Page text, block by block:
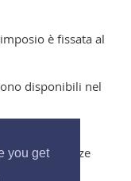
you get
è fissata al
disponibili nel
e Neuroscienze